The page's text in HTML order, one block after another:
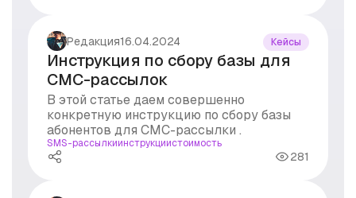
Редакция16.04.2024 Кейсы
Инструкция по сбору базы для
СМС-рассылок
В этой статье даем совершенно
конкретную инструкцию по сбору базы
абонентов для СМС-рассылки .
SMS-рассылкиинструкциистоимость
281